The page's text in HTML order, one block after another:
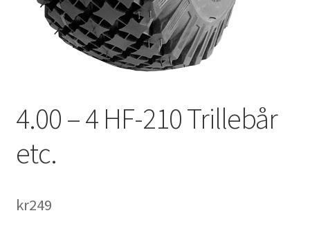
4.00 – 4 HF-210 Trillebår
etc.
kr249